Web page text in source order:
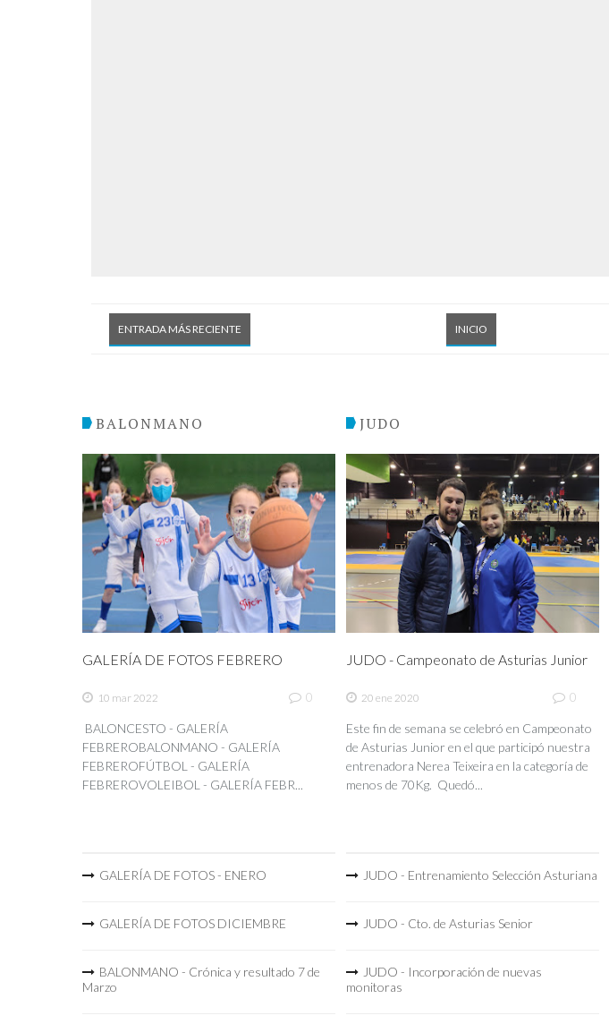
ENTRADA MÁS RECIENTE INICIO
BALONMANO
GALERÍA DE FOTOS FEBRERO
10 mar 2022 0
BALONCESTO - GALERÍA
FEBREROBALONMANO - GALERÍA
FEBREROFÚTBOL - GALERÍA
FEBREROVOLEIBOL - GALERÍA FEBR...
GALERÍA DE FOTOS - ENERO
GALERÍA DE FOTOS DICIEMBRE
BALONMANO - Crónica y resultado 7 de
Marzo
JUDO
JUDO - Campeonato de Asturias Junior
20 ene 2020 0
Este fin de semana se celebró en Campeonato
de Asturias Junior en el que participó nuestra
entrenadora Nerea Teixeira en la categoría de
menos de 70Kg. Quedó...
JUDO - Entrenamiento Selección Asturiana
JUDO - Cto. de Asturias Senior
JUDO - Incorporación de nuevas
monitoras